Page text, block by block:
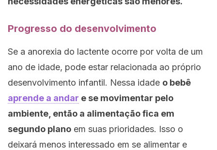
Progresso do desenvolvimento
Se a anorexia do lactente ocorre por volta de um
ano de idade, pode estar relacionada ao próprio
desenvolvimento infantil. Nessa idade o bebê
aprende a andar e se movimentar pelo
ambiente, então a alimentação fica em
segundo plano em suas prioridades. Isso o
deixará menos interessado em se alimentar e